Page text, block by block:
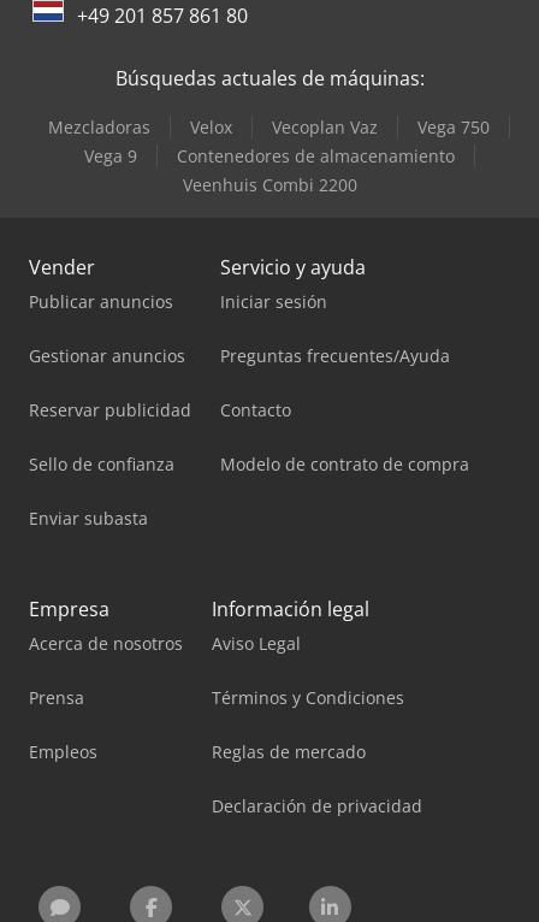
+49 201 857 861 80
Búsquedas actuales de máquinas:
Mezcladoras Velox Vecoplan Vaz
Vega 750
Vega 9
Contenedores de almacenamiento
Veenhuis Combi 2200
Vender
Publicar anuncios
Gestionar anuncios
Reservar publicidad
Sello de confianza
Enviar subasta
Servicio y ayuda
Iniciar sesión
Preguntas frecuentes/Ayuda
Contacto
Modelo de contrato de compra
Empresa
Acerca de nosotros
Prensa
Empleos
Información legal
Aviso Legal
Términos y Condiciones
Reglas de mercado
Declaración de privacidad